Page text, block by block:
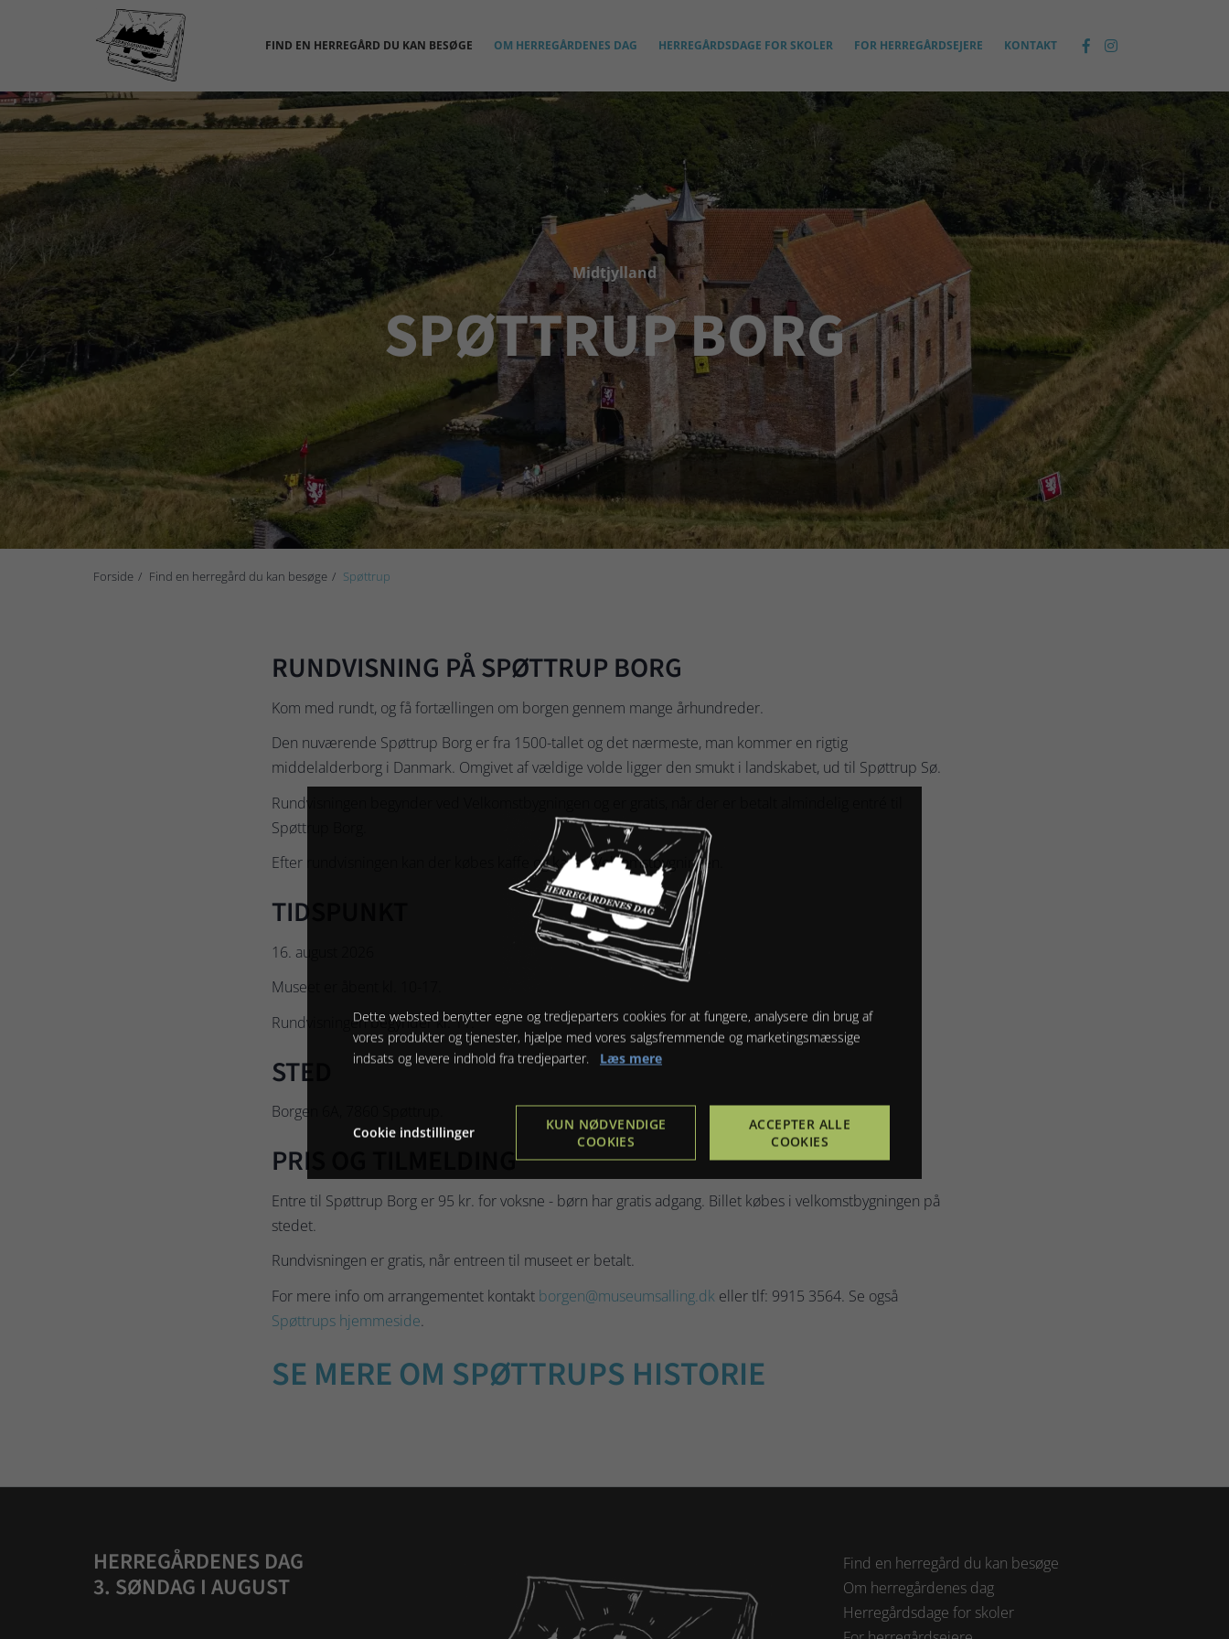
FIND EN HERREGÅRD DU KAN BESØGE OM HERREGÅRDENES DAG HERREGÅRDSDAGE FOR SKOLER FOR HERREGÅRDSEJERE KONTAKT
Midtjylland
SPØTTRUP BORG
Forside Find en herregård du kan besøge Spøttrup
RUNDVISNING PÅ SPØTTRUP BORG
Kom med rundt, og få fortællingen om borgen gennem mange århundreder.
Den nuværende Spøttrup Borg er fra 1500-tallet og det nærmeste, man kommer en rigtig
middelalderborg i Danmark. Omgivet af vældige volde ligger den smukt i landskabet, ud til Spøttrup Sø.
Rundvisningen begynder ved Velkomstbygningen og er gratis, når der er betalt almindelig entré til
Spøttrup Borg.
Efter rundvisningen kan der købes kaffe og kage i Velkomstbygningen.
TIDSPUNKT
16. august 2026
Museet er åbent kl. 10-17.
Rundvisningen begynder kl. 11.
STED
Borgen 6A, 7860 Spøttrup.
PRIS OG TILMELDING
Entre til Spøttrup Borg er 95 kr. for voksne - børn har gratis adgang. Billet købes i velkomstbygningen på
stedet.
Rundvisningen er gratis, når entreen til museet er betalt.
For mere info om arrangementet kontakt borgen@museumsalling.dk eller tlf: 9915 3564. Se også
Spøttrups hjemmeside.
SE MERE OM SPØTTRUPS HISTORIE
HERREGÅRDENES DAG
3. SØNDAG I AUGUST
Find en herregård du kan besøge
Om herregårdenes dag
Herregårdsdage for skoler
Dette websted benytter egne og tredjeparters cookies for at fungere, analysere din brug af
vores produkter og tjenester, hjælpe med vores salgsfremmende og marketingsmæssige
indsats og levere indhold fra tredjeparter. Læs mere
Cookie indstillinger
KUN NØDVENDIGE
COOKIES
ACCEPTER ALLE
COOKIES